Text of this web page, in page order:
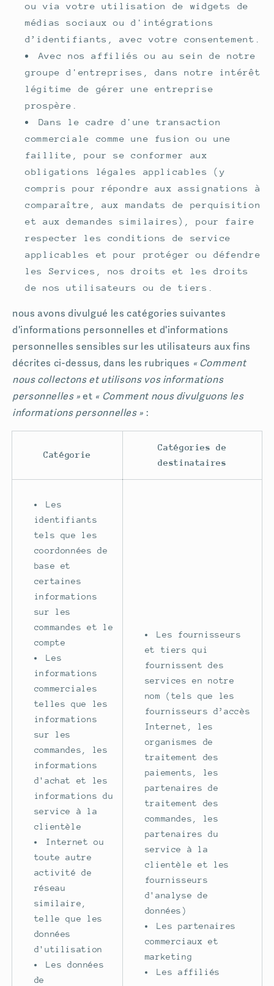
ou via votre utilisation de widgets de
médias sociaux ou d'intégrations
d’identifiants, avec votre consentement.
Avec nos affiliés ou au sein de notre
groupe d'entreprises, dans notre intérêt
légitime de gérer une entreprise
prospère.
Dans le cadre d'une transaction
commerciale comme une fusion ou une
faillite, pour se conformer aux
obligations légales applicables (y
compris pour répondre aux assignations à
comparaître, aux mandats de perquisition
et aux demandes similaires), pour faire
respecter les conditions de service
applicables et pour protéger ou défendre
les Services, nos droits et les droits
de nos utilisateurs ou de tiers.
nous avons divulgué les catégories suivantes
d'informations personnelles et d'informations
personnelles sensibles sur les utilisateurs aux fins
décrites ci-dessus, dans les rubriques « Comment
nous collectons et utilisons vos informations
personnelles » et « Comment nous divulguons les
informations personnelles » :
Catégorie
Catégories de
destinataires
Les
identifiants
tels que les
coordonnées de
base et
certaines
informations
sur les
commandes et le
compte
Les
informations
commerciales
telles que les
informations
sur les
commandes, les
informations
d'achat et les
informations du
service à la
clientèle
Internet ou
toute autre
activité de
réseau
similaire,
telle que les
données
d'utilisation
Les données
de
Les fournisseurs
et tiers qui
fournissent des
services en notre
nom (tels que les
fournisseurs d’accès
Internet, les
organismes de
traitement des
paiements, les
partenaires de
traitement des
commandes, les
partenaires du
service à la
clientèle et les
fournisseurs
d'analyse de
données)
Les partenaires
commerciaux et
marketing
Les affiliés